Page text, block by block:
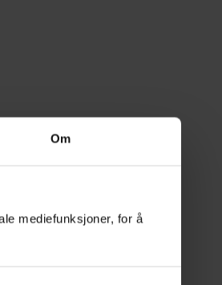
Om
mediefunksjoner, for å